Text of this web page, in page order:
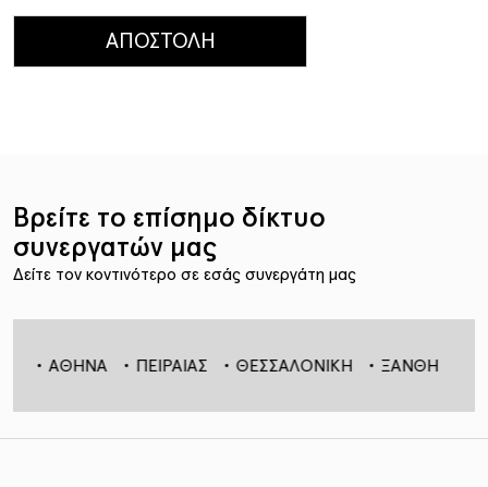
Βρείτε το επίσημο δίκτυο
συνεργατών μας
Δείτε τον κοντινότερο σε εσάς συνεργάτη μας
ΑΘΗΝΑ ΠΕΙΡΑΙΑΣ ΘΕΣΣΑΛΟΝΙΚΗ ΞΑΝΘΗ